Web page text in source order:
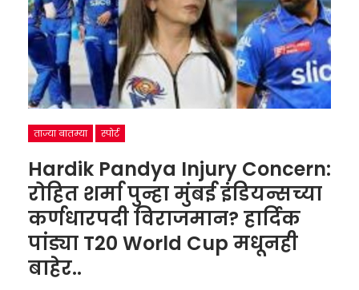
ताज्या बातम्या स्पोर्ट
Hardik Pandya Injury Concern:
रोहित शर्मा पुन्हा मुंबई इंडियन्सच्या
कर्णधारपदी विराजमान? हार्दिक
पांड्या T20 World Cup मधूनही
बाहेर..